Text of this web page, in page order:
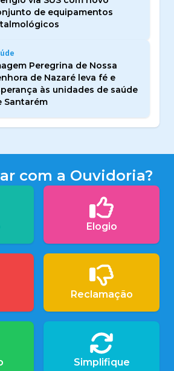
de equipamentos
Peregrina de Nossa
de Nazaré leva fé e
às unidades de saúde
Santarém
com a Ouvidoria?
Elogio
Reclamação
Simplifique